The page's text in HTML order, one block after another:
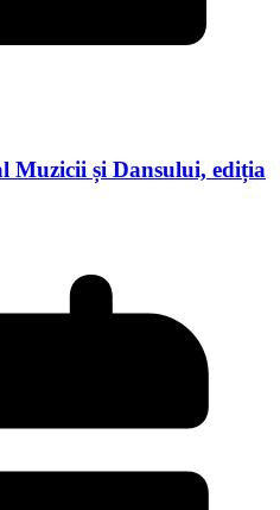
Muzicii și Dansului, ediția